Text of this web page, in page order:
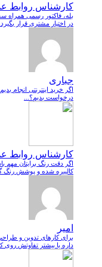
کارشناس روابط
بله، فاکتور رسمی
در اختیار مشتری قرار
جباری
اگر خرید اینترنتی انجام
درخواست بدیم؟...
کارشناس روابط
کالیبره شده و پوشش رنگ
امیر
داره یا بیشتر تفاوتش روی